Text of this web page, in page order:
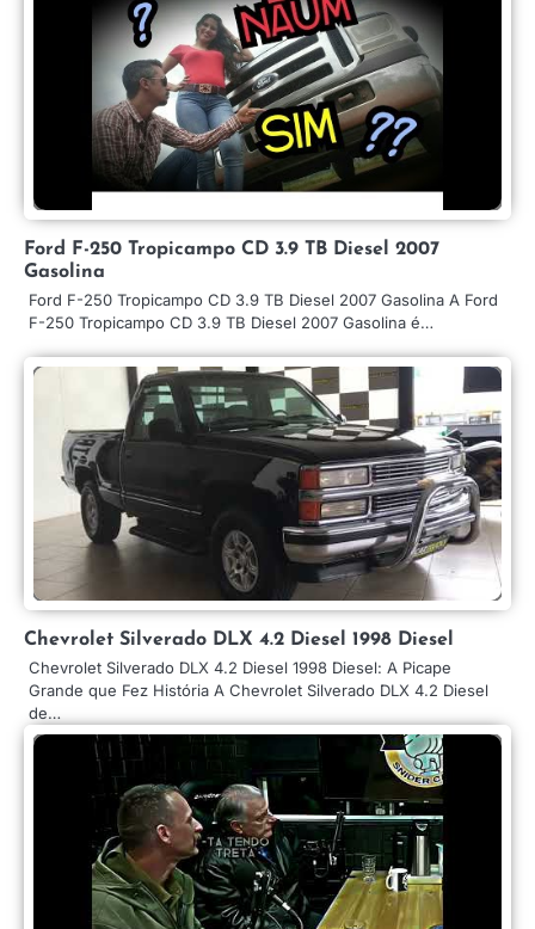
Ford F-250 Tropicampo CD 3.9 TB Diesel 2007
Gasolina
Ford F-250 Tropicampo CD 3.9 TB Diesel 2007 Gasolina A Ford
F-250 Tropicampo CD 3.9 TB Diesel 2007 Gasolina é…
Chevrolet Silverado DLX 4.2 Diesel 1998 Diesel
Chevrolet Silverado DLX 4.2 Diesel 1998 Diesel: A Picape
Grande que Fez História A Chevrolet Silverado DLX 4.2 Diesel
de…